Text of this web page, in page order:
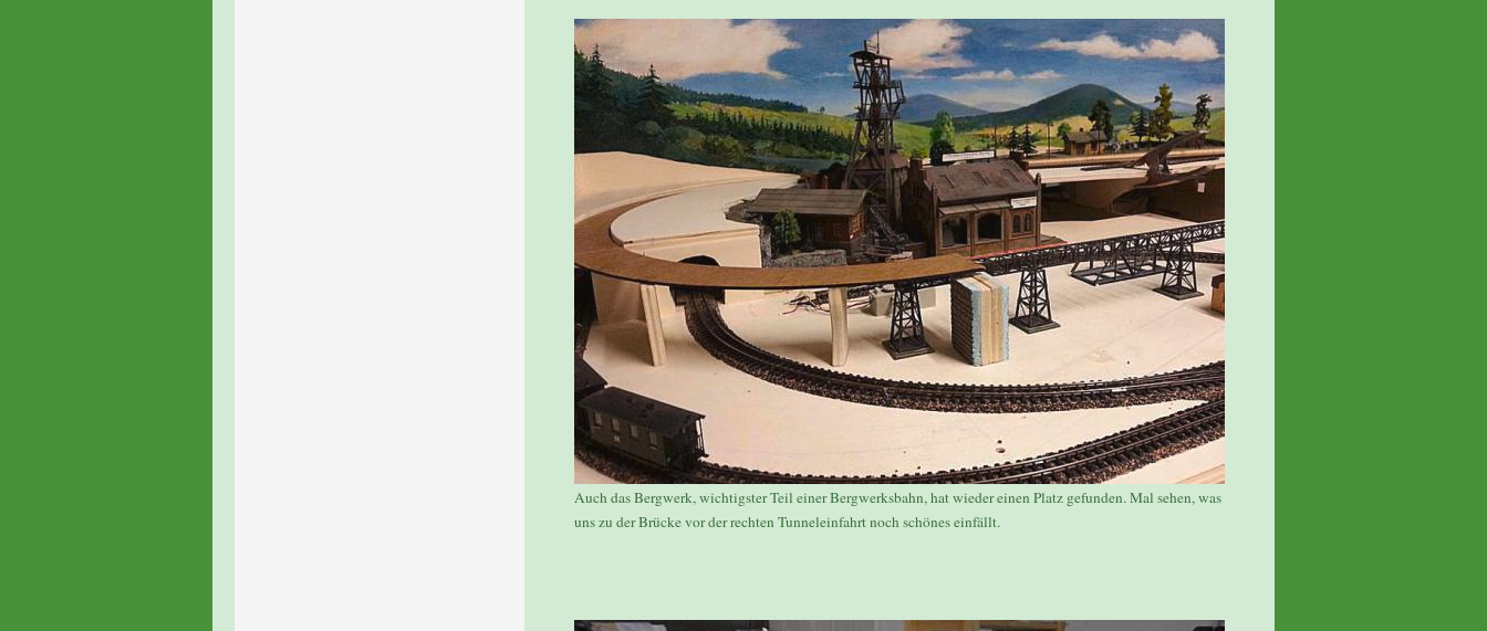
Auch das Bergwerk, wichtigster Teil einer Bergwerksbahn, hat wieder einen Platz gefunden. Mal sehen, was
uns zu der Brücke vor der rechten Tunneleinfahrt noch schönes einfällt.